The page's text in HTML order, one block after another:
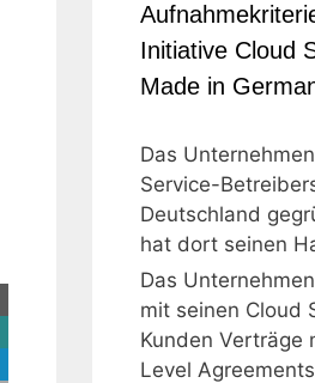
Initiative Cloud
Made in
Das
Service-
Deutschland
hat dort seinen
Das
mit seinen Cloud
Kunden Verträge
Level